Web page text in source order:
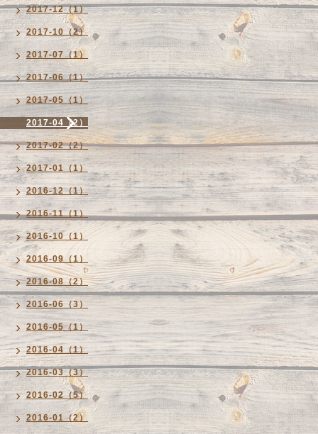
2017-12（1）
2017-10（2）
2017-07（1）
2017-06（1）
2017-05（1）
2017-04（2）
2017-02（2）
2017-01（1）
2016-12（1）
2016-11（1）
2016-10（1）
2016-09（1）
2016-08（2）
2016-06（3）
2016-05（1）
2016-04（1）
2016-03（3）
2016-02（5）
2016-01（2）